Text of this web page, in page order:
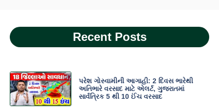
Recent Posts
પરેશ ગોસ્વામીની આગાહી: 2 દિવસ ભારેથી
અતિભારે વરસાદ માટે એલર્ટ, ગુજરાતમાં
સાર્વત્રિક 5 થી 10 ઈંચ વરસાદ